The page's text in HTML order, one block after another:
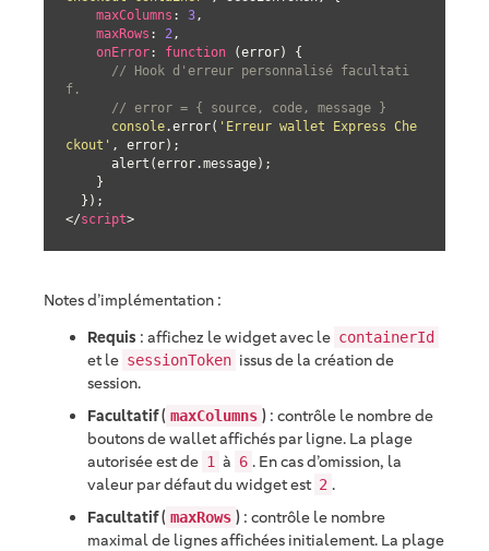
maxColumns : 3,
maxRows : 2,
onError: function (error) {
// Hook d'erreur personnalisé facultati
f.
// error = { source, code, message }
console.error( 'Erreur wallet Express Che
ckout' , error);
</script>
Notes d’implémentation :
Requis : affichez le widget avec le containerId
et le sessionToken issus de la création de
session.
Facultatif ( maxColumns ) : contrôle le nombre de
boutons de wallet affichés par ligne. La plage
autorisée est de 1 à 6 . En cas d’omission, la
valeur par défaut du widget est 2 .
Facultatif ( maxRows ) : contrôle le nombre
maximal de lignes affichées initialement. La plage